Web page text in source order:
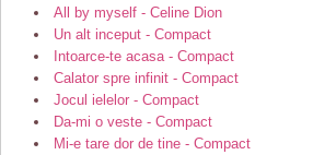
All by myself - Celine Dion
Un alt inceput - Compact
Intoarce-te acasa - Compact
Calator spre infinit - Compact
Jocul ielelor - Compact
Da-mi o veste - Compact
Mi-e tare dor de tine - Compact